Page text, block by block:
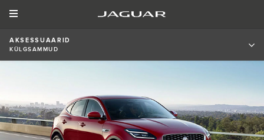
AKSESSUAARID
KÜLGSAMMUD